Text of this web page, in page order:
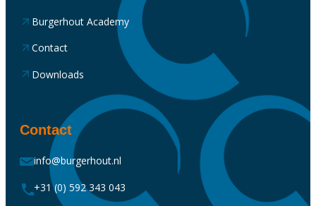
Burgerhout Academy
Contact
Downloads
Contact
info@burgerhout.nl
+31 (0) 592 343 043